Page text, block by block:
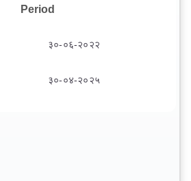
Period
३०-०६-२०२२
३०-०४-२०२५